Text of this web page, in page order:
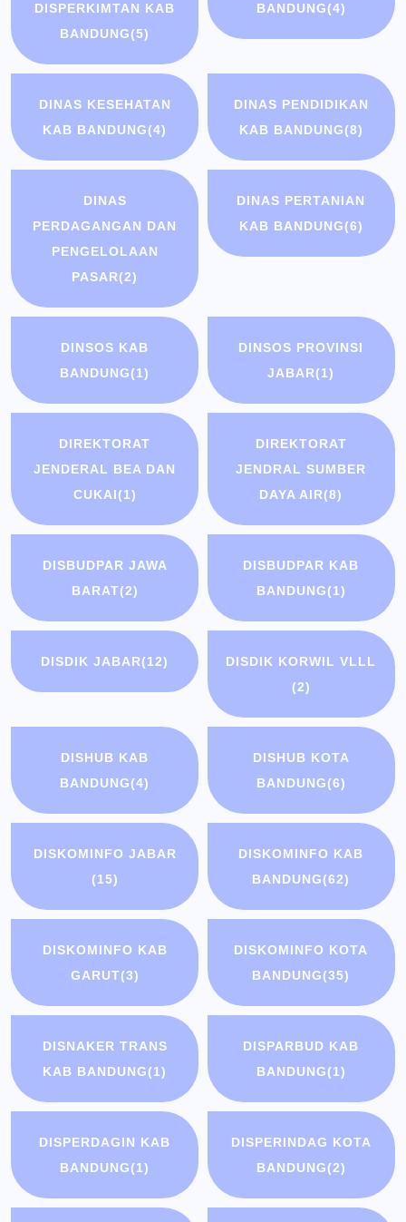
DISPERKIMTAN KAB
BANDUNG(5)
BANDUNG(4)
DINAS KESEHATAN
KAB BANDUNG(4)
DINAS PENDIDIKAN
KAB BANDUNG(8)
DINAS
PERDAGANGAN DAN
PENGELOLAAN
PASAR(2)
DINAS PERTANIAN
KAB BANDUNG(6)
DINSOS KAB
BANDUNG(1)
DINSOS PROVINSI
JABAR(1)
DIREKTORAT
JENDERAL BEA DAN
CUKAI(1)
DIREKTORAT
JENDRAL SUMBER
DAYA AIR(8)
DISBUDPAR JAWA
BARAT(2)
DISBUDPAR KAB
BANDUNG(1)
DISDIK JABAR(12)
DISDIK KORWIL VLLL
(2)
DISHUB KAB
BANDUNG(4)
DISHUB KOTA
BANDUNG(6)
DISKOMINFO JABAR
(15)
DISKOMINFO KAB
BANDUNG(62)
DISKOMINFO KAB
GARUT(3)
DISKOMINFO KOTA
BANDUNG(35)
DISNAKER TRANS
KAB BANDUNG(1)
DISPARBUD KAB
BANDUNG(1)
DISPERDAGIN KAB
BANDUNG(1)
DISPERINDAG KOTA
BANDUNG(2)